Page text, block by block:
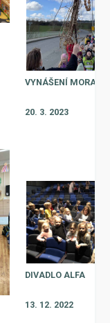
VYNÁŠENÍ MORANY
20. 3. 2023
DIVADLO ALFA
13. 12. 2022